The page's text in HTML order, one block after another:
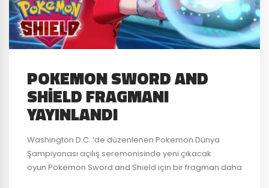
POKEMON SWORD AND
SHIELD FRAGMANI
YAYINLANDI
Washington D.C. ‘de düzenlenen Pokemon Dünya
Şampiyonası açılış seremonisinde yeni çıkacak
oyun Pokemon Sword and Shield için bir fragman daha